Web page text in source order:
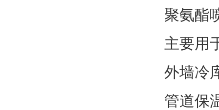
聚氨酯
主要用
外墙冷
管道保